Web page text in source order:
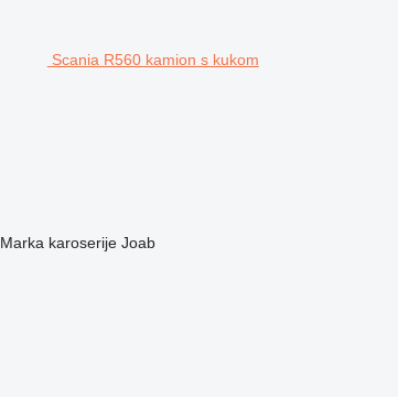
Scania R560 kamion s kukom
Marka karoserije Joab